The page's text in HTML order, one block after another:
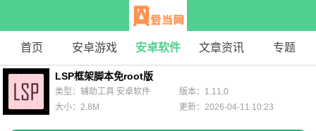
首页 安卓游戏 安卓软件 文章资讯 专题
LSP框架脚本免root版
类型：辅助工具 安卓软件
版本：1.11.0
大小：2.8M
更新：2026-04-11 10:23